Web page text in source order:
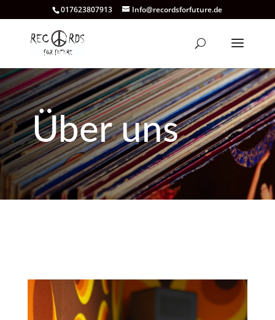
017623807913 Info@recordsforfuture.de
Über uns